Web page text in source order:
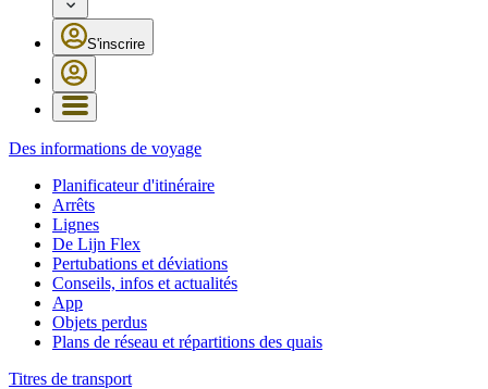
S'inscrire
Des informations de voyage
Planificateur d'itinéraire
Arrêts
Lignes
De Lijn Flex
Pertubations et déviations
Conseils, infos et actualités
App
Objets perdus
Plans de réseau et répartitions des quais
Titres de transport